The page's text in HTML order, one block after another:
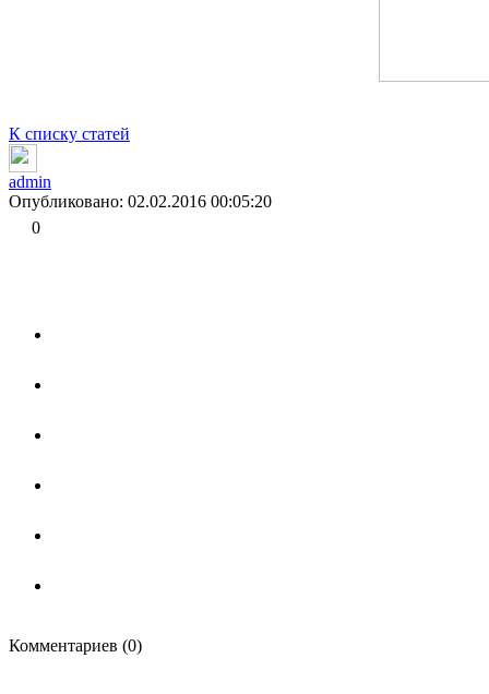
К списку статей
admin
Опубликовано: 02.02.2016 00:05:20
0
Комментариев (0)